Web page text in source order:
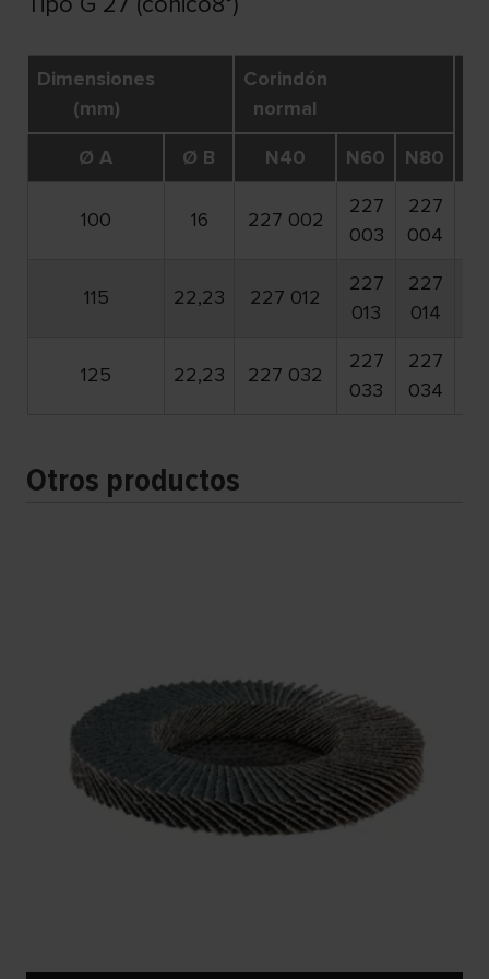
Dimensiones
(mm)
Corindón
normal
Ø A Ø B N40 N60 N80
100 16 227 002
227
003
227
004
115 22,23 227 012
227
013
227
014
125 22,23 227 032
227
033
227
034
Otros productos